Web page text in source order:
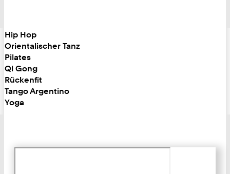
Hip Hop
Orientalischer Tanz
Pilates
Qi Gong
Rückenfit
Tango Argentino
Yoga